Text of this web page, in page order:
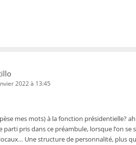
2022 à 13:45
mes mots) à la fonction présidentielle?
parti pris dans ce préambule, lorsque l’on
locaux… Une structure de personnalité, plus